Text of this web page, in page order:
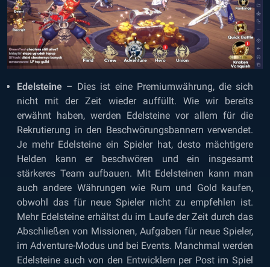
Edelsteine – Dies ist eine Premiumwährung, die sich
nicht mit der Zeit wieder auffüllt. Wie wir bereits
erwähnt haben, werden Edelsteine vor allem für die
Rekrutierung in den Beschwörungsbannern verwendet.
Je mehr Edelsteine ein Spieler hat, desto mächtigere
Helden kann er beschwören und ein insgesamt
stärkeres Team aufbauen. Mit Edelsteinen kann man
auch andere Währungen wie Rum und Gold kaufen,
obwohl das für neue Spieler nicht zu empfehlen ist.
Mehr Edelsteine erhältst du im Laufe der Zeit durch das
Abschließen von Missionen, Aufgaben für neue Spieler,
im Adventure-Modus und bei Events. Manchmal werden
Edelsteine auch von den Entwicklern per Post im Spiel